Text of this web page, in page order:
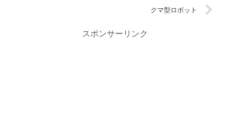
クマ型ロボット
スポンサーリンク